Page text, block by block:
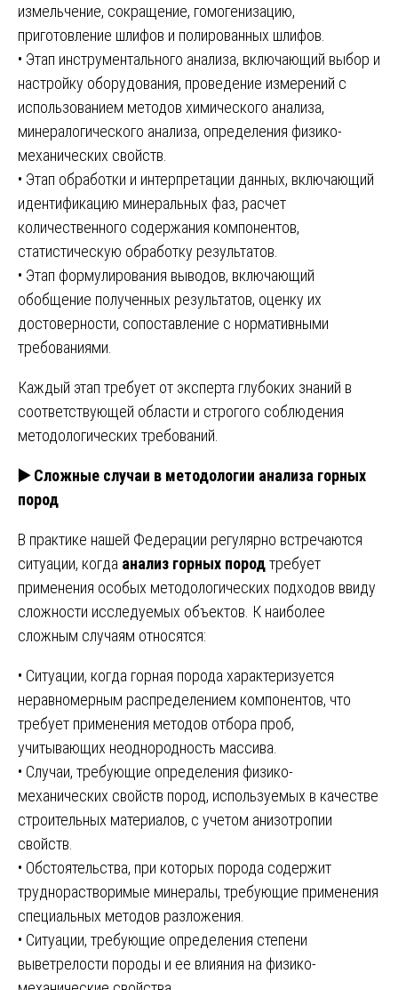
измельчение, сокращение, гомогенизацию,
приготовление шлифов и полированных шлифов.
• Этап инструментального анализа, включающий выбор и
настройку оборудования, проведение измерений с
использованием методов химического анализа,
минералогического анализа, определения физико-
механических свойств.
• Этап обработки и интерпретации данных, включающий
идентификацию минеральных фаз, расчет
количественного содержания компонентов,
статистическую обработку результатов.
• Этап формулирования выводов, включающий
обобщение полученных результатов, оценку их
достоверности, сопоставление с нормативными
требованиями.
Каждый этап требует от эксперта глубоких знаний в
соответствующей области и строгого соблюдения
методологических требований.
▶️Сложные случаи в методологии анализа горных
пород
В практике нашей Федерации регулярно встречаются
ситуации, когда анализ горных породтребует
применения особых методологических подходов ввиду
сложности исследуемых объектов. К наиболее
сложным случаям относятся:
• Ситуации, когда горная порода характеризуется
неравномерным распределением компонентов, что
требует применения методов отбора проб,
учитывающих неоднородность массива.
• Случаи, требующие определения физико-
механических свойств пород, используемых в качестве
строительных материалов, с учетом анизотропии
свойств.
• Обстоятельства, при которых порода содержит
труднорастворимые минералы, требующие применения
специальных методов разложения.
• Ситуации, требующие определения степени
выветрелости породы и ее влияния на физико-